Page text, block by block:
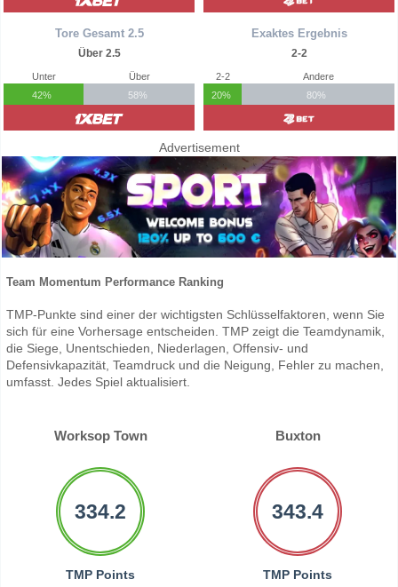
Tore Gesamt 2.5
Über 2.5
Unter
42%
Über
58%
Exaktes Ergebnis
2-2
2-2
20%
Andere
80%
Advertisement
Team Momentum Performance Ranking
TMP-Punkte sind einer der wichtigsten Schlüsselfaktoren, wenn Sie
sich für eine Vorhersage entscheiden. TMP zeigt die Teamdynamik,
die Siege, Unentschieden, Niederlagen, Offensiv- und
Defensivkapazität, Teamdruck und die Neigung, Fehler zu machen,
umfasst. Jedes Spiel aktualisiert.
Worksop Town Buxton
334.2
TMP Points
343.4
TMP Points